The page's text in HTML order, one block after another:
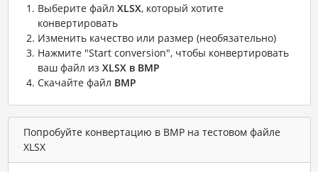
Выберите файл XLSX, который хотите
конвертировать
Изменить качество или размер (необязательно)
Нажмите "Start conversion", чтобы конвертировать
ваш файл из XLSX в BMP
Скачайте файл BMP
Попробуйте конвертацию в BMP на тестовом файле
XLSX